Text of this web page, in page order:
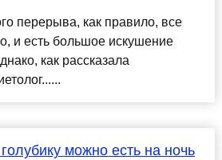
перерыва, как правило, все
и есть большое искушение
как рассказала
можно есть на ночь